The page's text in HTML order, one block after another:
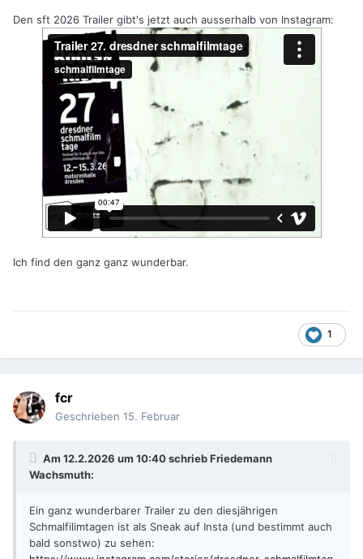
Den sft 2026 Trailer gibt's jetzt auch ausserhalb von Instagram:
Ich find den ganz ganz wunderbar.
1
fcr
Geschrieben 15. Februar
Am 12.2.2026 um 10:40 schriebFriedemann
Wachsmuth:
Ein ganz wunderbarer Trailer zu den diesjährigen
Schmalfilimtagen ist als Sneak auf Insta (und bestimmt auch
bald sonstwo) zu sehen: